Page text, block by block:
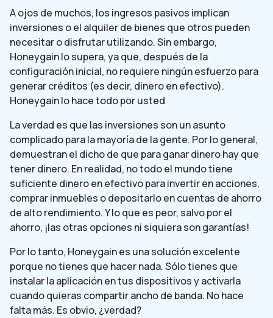
A ojos de muchos, los ingresos pasivos implican
inversiones o el alquiler de bienes que otros pueden
necesitar o disfrutar utilizando. Sin embargo,
Honeygain lo supera, ya que, después de la
configuración inicial, no requiere ningún esfuerzo para
generar créditos (es decir, dinero en efectivo).
Honeygain lo hace todo por usted
La verdad es que las inversiones son un asunto
complicado para la mayoría de la gente. Por lo general,
demuestran el dicho de que para ganar dinero hay que
tener dinero. En realidad, no todo el mundo tiene
suficiente dinero en efectivo para invertir en acciones,
comprar inmuebles o depositarlo en cuentas de ahorro
de alto rendimiento. Y lo que es peor, salvo por el
ahorro, ¡las otras opciones ni siquiera son garantías!
Por lo tanto, Honeygain es una solución excelente
porque no tienes que hacer nada. Sólo tienes que
instalar la aplicación en tus dispositivos y activarla
cuando quieras compartir ancho de banda. No hace
falta más. Es obvio, ¿verdad?